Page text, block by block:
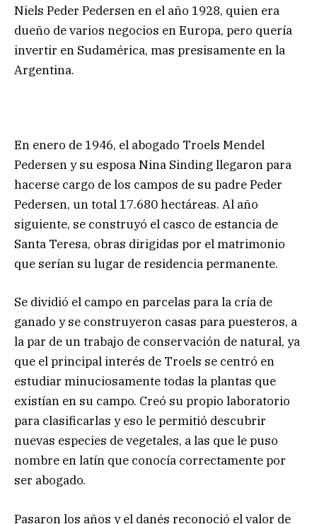
Niels Peder Pedersen en el año 1928, quien era
dueño de varios negocios en Europa, pero quería
invertir en Sudamérica, mas presisamente en la
Argentina.
En enero de 1946, el abogado Troels Mendel
Pedersen y su esposa Nina Sinding llegaron para
hacerse cargo de los campos de su padre Peder
Pedersen, un total 17.680 hectáreas. Al año
siguiente, se construyó el casco de estancia de
Santa Teresa, obras dirigidas por el matrimonio
que serían su lugar de residencia permanente.
Se dividió el campo en parcelas para la cría de
ganado y se construyeron casas para puesteros, a
la par de un trabajo de conservación de natural, ya
que el principal interés de Troels se centró en
estudiar minuciosamente todas la plantas que
existían en su campo. Creó su propio laboratorio
para clasificarlas y eso le permitió descubrir
nuevas especies de vegetales, a las que le puso
nombre en latín que conocía correctamente por
ser abogado.
Pasaron los años y el danés reconoció el valor de